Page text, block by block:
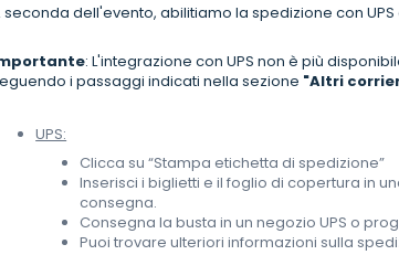
seconda dell'evento, abilitiamo la spedizione con
: L'integrazione con UPS non è più
i passaggi indicati nella sezione "Altri
UPS:
Clicca su “Stampa etichetta di spedizione”
Inserisci i biglietti e il foglio di copertura in
consegna.
Consegna la busta in un negozio UPS o
Puoi trovare ulteriori informazioni sulla